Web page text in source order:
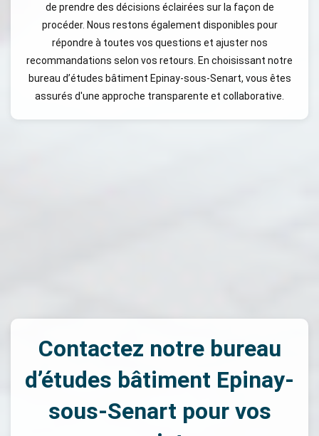
de prendre des décisions éclairées sur la façon de
procéder. Nous restons également disponibles pour
répondre à toutes vos questions et ajuster nos
recommandations selon vos retours. En choisissant notre
bureau d’études bâtiment Epinay-sous-Senart, vous êtes
assurés d'une approche transparente et collaborative.
Contactez notre bureau
d’études bâtiment Epinay-
sous-Senart pour vos